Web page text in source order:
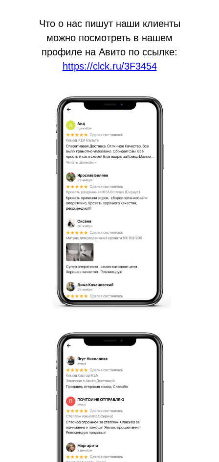
Что о нас пишут наши клиенты
можно посмотреть в нашем
профиле на Авито по ссылке:
https://clck.ru/3F3454